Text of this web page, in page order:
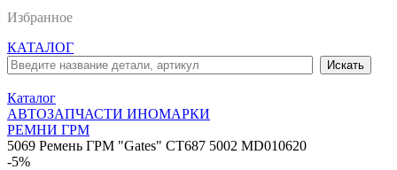
Избранное
КАТАЛОГ
Каталог
АВТОЗАПЧАСТИ ИНОМАРКИ
РЕМНИ ГРМ
5069 Ремень ГРМ "Gates" CT687 5002 MD010620
-5%